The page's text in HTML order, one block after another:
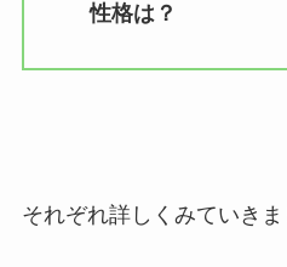
性格は？
それぞれ詳しくみていき